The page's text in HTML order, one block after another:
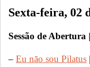
Sexta-feira, 02
Sessão de Abertura
– Eu não sou Pilatus